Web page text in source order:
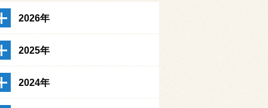
2026年
2025年
2024年